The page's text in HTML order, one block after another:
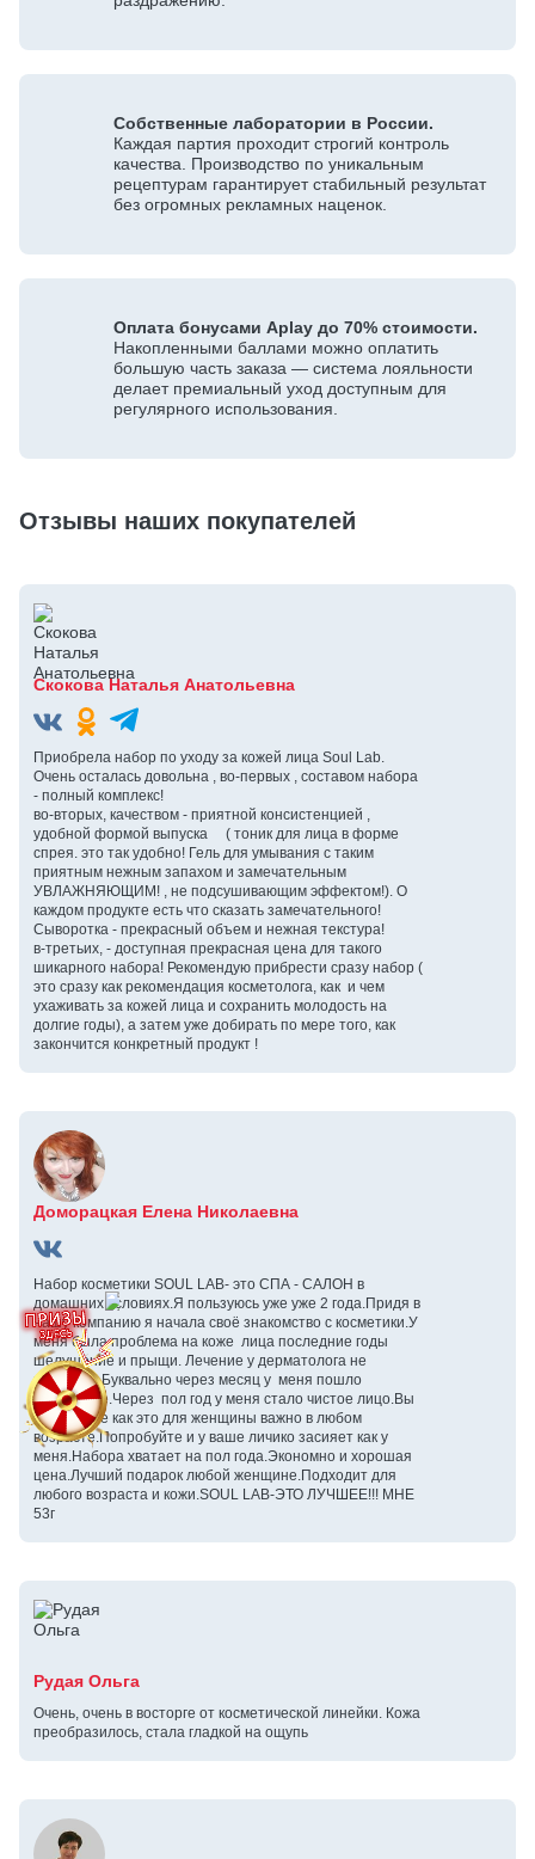
Собственные лаборатории в России.
Каждая партия проходит строгий контроль
качества. Производство по уникальным
рецептурам гарантирует стабильный результат
без огромных рекламных наценок.
Оплата бонусами Aplay до 70% стоимости.
Накопленными баллами можно оплатить
большую часть заказа — система лояльности
делает премиальный уход доступным для
регулярного использования.
Отзывы наших покупателей
Скокова Наталья Анатольевна
Приобрела набор по уходу за кожей лица Soul Lab.
Очень осталась довольна , во-первых , составом набора
- полный комплекс!
во-вторых, качеством - приятной консистенцией ,
удобной формой выпуска ( тоник для лица в форме
спрея. это так удобно! Гель для умывания с таким
приятным нежным запахом и замечательным
УВЛАЖНЯЮЩИМ! , не подсушивающим эффектом!). О
каждом продукте есть что сказать замечательного!
Сыворотка - прекрасный объем и нежная текстура!
в-третьих, - доступная прекрасная цена для такого
шикарного набора! Рекомендую прибрести сразу набор (
это сразу как рекомендация косметолога, как и чем
ухаживать за кожей лица и сохранить молодость на
долгие годы), а затем уже добирать по мере того, как
закончится конкретный продукт !
Доморацкая Елена Николаевна
Набор косметики SOUL LAB- это СПА - САЛОН в
домашних условиях.Я пользуюсь уже уже 2 года.Придя в
нашу компанию я начала своё знакомство с косметики.У
меня была проблема на коже лица последние годы
шелушение и прыщи. Лечение у дерматолога не
помогало.Буквально через месяц у меня пошло
улучшение.Через пол год у меня стало чистое лицо.Вы
понимаете как это для женщины важно в любом
возрасте.Попробуйте и у ваше личико засияет как у
меня.Набора хватает на пол года.Экономно и хорошая
цена.Лучший подарок любой женщине.Подходит для
любого возраста и кожи.SOUL LAB-ЭТО ЛУЧШЕЕ!!! МНЕ
53г
Рудая Ольга
Очень, очень в восторге от косметической линейки. Кожа
преобразилось, стала гладкой на ощупь